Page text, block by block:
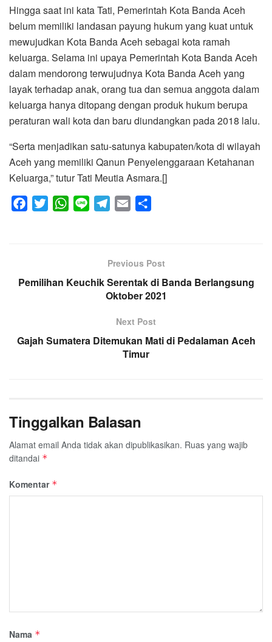
Hingga saat ini kata Tati, Pemerintah Kota Banda Aceh
belum memiliki landasan payung hukum yang kuat untuk
mewujudkan Kota Banda Aceh sebagai kota ramah
keluarga. Selama ini upaya Pemerintah Kota Banda Aceh
dalam mendorong terwujudnya Kota Banda Aceh yang
layak terhadap anak, orang tua dan semua anggota dalam
keluarga hanya ditopang dengan produk hukum berupa
peraturan wali kota dan baru diundangkan pada 2018 lalu.
“Serta menjadikan satu-satunya kabupaten/kota di wilayah
Aceh yang memiliki Qanun Penyelenggaraan Ketahanan
Keluarga,” tutur Tati Meutia Asmara.[]
o
e
W
A
g
r
a
l
e
Previous Post
Pemilihan Keuchik Serentak di Banda Berlangsung
Oktober 2021
Next Post
Gajah Sumatera Ditemukan Mati di Pedalaman Aceh
Timur
Tinggalkan Balasan
Alamat email Anda tidak akan dipublikasikan. Ruas yang wajib
ditandai *
Komentar *
Nama *